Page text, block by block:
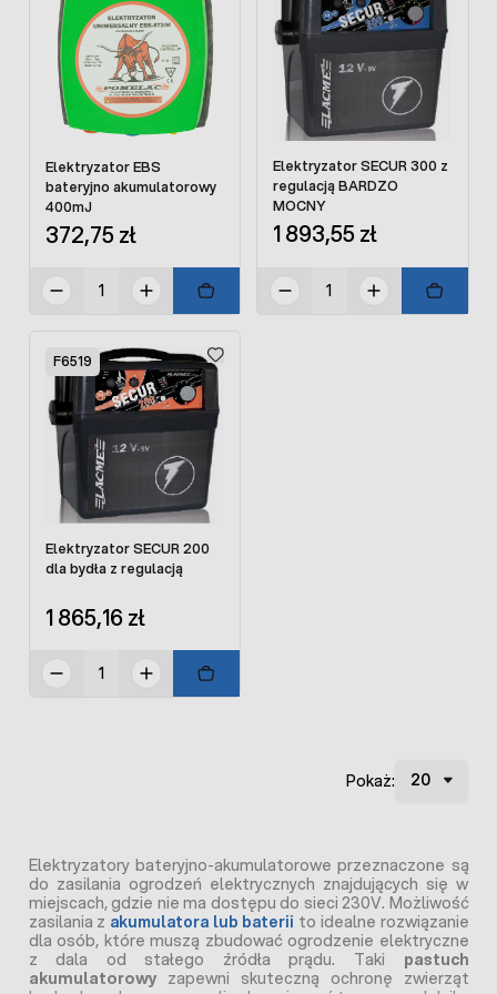
Elektryzator EBS
bateryjno akumulatorowy
400mJ
372,75 zł
Elektryzator SECUR 300 z
regulacją BARDZO
MOCNY
1 893,55 zł
F6519
Elektryzator SECUR 200
dla bydła z regulacją
1 865,16 zł
Pokaż:
Elektryzatory bateryjno-akumulatorowe przeznaczone są
do zasilania ogrodzeń elektrycznych znajdujących się w
miejscach, gdzie nie ma dostępu do sieci 230V. Możliwość
zasilania z akumulatora lub baterii to idealne rozwiązanie
dla osób, które muszą zbudować ogrodzenie elektryczne
z dala od stałego źródła prądu. Taki pastuch
akumulatorowy zapewni skuteczną ochronę zwierząt